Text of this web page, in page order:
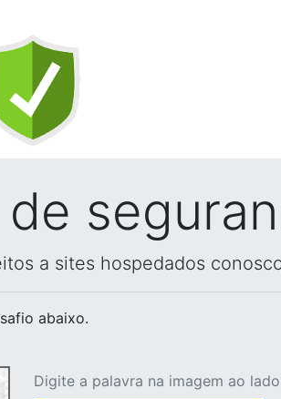
a sites hospedados
abaixo.
Digite a palavra na imagem ao